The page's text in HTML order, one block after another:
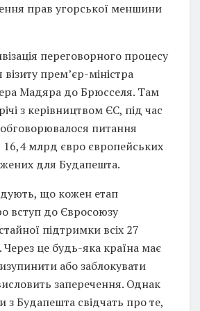
прав угорської меншини
переговорного процесу
візиту прем’єр-міністра
Мадяра до Брюсселя. Там
з керівництвом ЄС, під час
питання
16,4 млрд євро європейських
для Будапешта.
що кожен етап
вступ до Євросоюзу
підтримки всіх 27
це будь-яка країна має
або заблокувати
заперечення. Однак
з Будапешта свідчать про те,